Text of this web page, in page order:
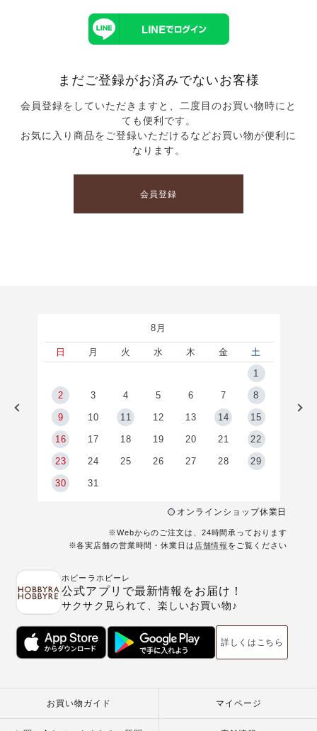
まだご登録がお済みでないお客様
会員登録をしていただきますと、二度目のお買い物時にと
ても便利です。
お気に入り商品をご登録いただけるなどお買い物が便利に
なります。
会員登録
8月
日 月 火 水 木 金
土
1
2 3 4 5 6 7 8
9 10 11 12 13 14 15
16 17 18 19 20 21 22
23 24 25 26 27 28 29
30 31
オンラインショップ休業日
※Webからのご注文は、24時間承っております
※各実店舗の営業時間・休業日は 店舗情報 をご覧ください
ホビーラホビーレ
公式アプリで最新情報をお届け！
サクサク見られて、楽しいお買い物♪
詳しくはこちら
お買い物ガイド マイページ